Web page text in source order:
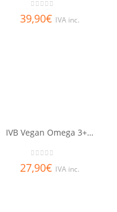
0 out of 5
39,90€ IVA inc.
IVB Vegan Omega 3+ 60 Cápsulas
27,90€ IVA inc.